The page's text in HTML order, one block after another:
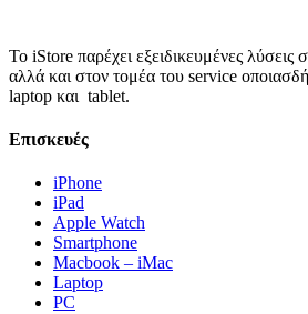
Το iStore παρέχει εξειδικευμένες λύσεις
αλλά και στον τομέα του service
laptop και tablet.
Επισκευές
iPhone
iPad
Apple Watch
Smartphone
Macbook – iMac
Laptop
PC